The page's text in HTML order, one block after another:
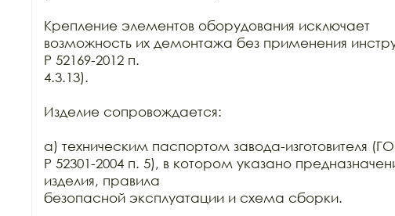
Крепление элементов оборудования исключает
возможность их демонтажа без применения
Р 52169-2012 п.
4.3.13).
Изделие сопровождается:
а) техническим паспортом завода-изготовителя
Р 52301-2004 п. 5), в котором указано
изделия, правила
безопасной эксплуатации и схема сборки.